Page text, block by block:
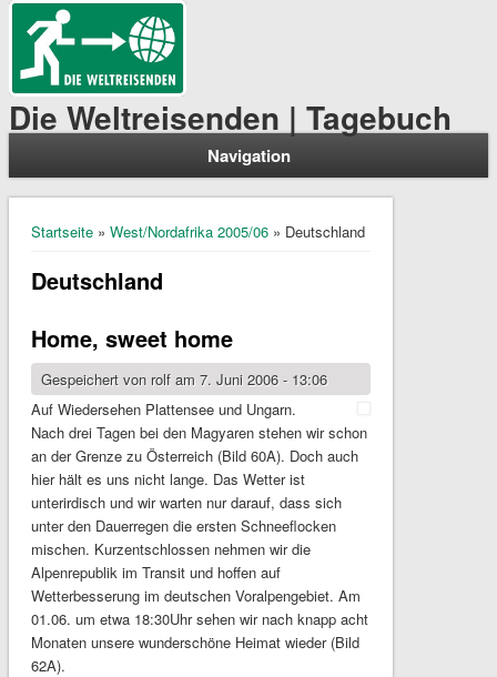
Die Weltreisenden | Tagebuch
Navigation
Sie sind hier
Startseite» West/Nordafrika 2005/06» Deutschland
Deutschland
Home, sweet home
Gespeichert von rolfam 7. Juni 2006 - 13:06
Auf Wiedersehen Plattensee und Ungarn.
Nach drei Tagen bei den Magyaren stehen wir schon
an der Grenze zu Österreich (Bild 60A). Doch auch
hier hält es uns nicht lange. Das Wetter ist
unterirdisch und wir warten nur darauf, dass sich
unter den Dauerregen die ersten Schneeflocken
mischen. Kurzentschlossen nehmen wir die
Alpenrepublik im Transit und hoffen auf
Wetterbesserung im deutschen Voralpengebiet. Am
01.06. um etwa 18:30Uhr sehen wir nach knapp acht
Monaten unsere wunderschöne Heimat wieder (Bild
62A).